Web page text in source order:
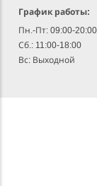
График работы:
Пн.-Пт: 09:00-20:00
Сб.: 11:00-18:00
Вс: Выходной